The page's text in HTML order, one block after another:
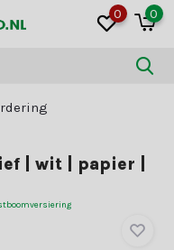
0 0
| wit | papier |